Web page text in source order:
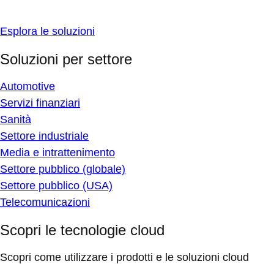
Esplora le soluzioni
Soluzioni per settore
Automotive
Servizi finanziari
Sanità
Settore industriale
Media e intrattenimento
Settore pubblico (globale)
Settore pubblico (USA)
Telecomunicazioni
Scopri le tecnologie cloud
Scopri come utilizzare i prodotti e le soluzioni cloud